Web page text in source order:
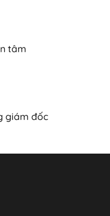
tâm
giám đốc